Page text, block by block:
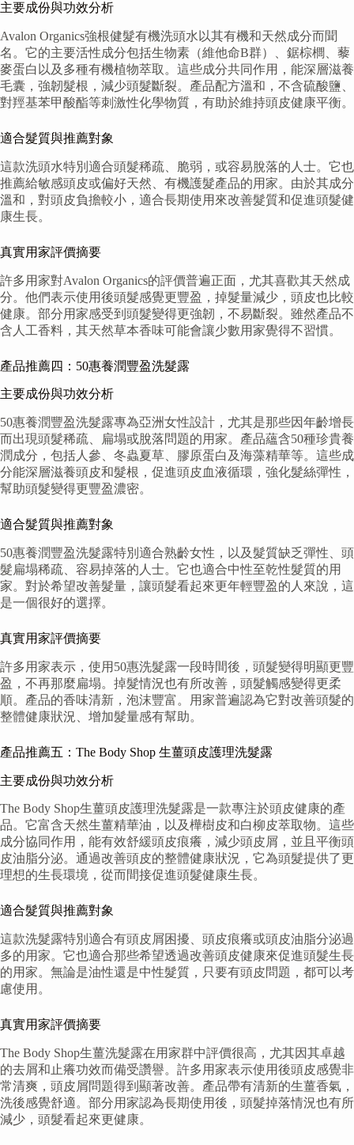
主要成份與功效分析
Avalon Organics強根健髮有機洗頭水以其有機和天然成分而聞
名。它的主要活性成分包括生物素（維他命B群）、鋸棕櫚、藜
麥蛋白以及多種有機植物萃取。這些成分共同作用，能深層滋養
毛囊，強韌髮根，減少頭髮斷裂。產品配方溫和，不含硫酸鹽、
對羥基苯甲酸酯等刺激性化學物質，有助於維持頭皮健康平衡。
適合髮質與推薦對象
這款洗頭水特別適合頭髮稀疏、脆弱，或容易脫落的人士。它也
推薦給敏感頭皮或偏好天然、有機護髮產品的用家。由於其成分
溫和，對頭皮負擔較小，適合長期使用來改善髮質和促進頭髮健
康生長。
真實用家評價摘要
許多用家對Avalon Organics的評價普遍正面，尤其喜歡其天然成
分。他們表示使用後頭髮感覺更豐盈，掉髮量減少，頭皮也比較
健康。部分用家感受到頭髮變得更強韌，不易斷裂。雖然產品不
含人工香料，其天然草本香味可能會讓少數用家覺得不習慣。
產品推薦四：50惠養潤豐盈洗髮露
主要成份與功效分析
50惠養潤豐盈洗髮露專為亞洲女性設計，尤其是那些因年齡增長
而出現頭髮稀疏、扁塌或脫落問題的用家。產品蘊含50種珍貴養
潤成分，包括人參、冬蟲夏草、膠原蛋白及海藻精華等。這些成
分能深層滋養頭皮和髮根，促進頭皮血液循環，強化髮絲彈性，
幫助頭髮變得更豐盈濃密。
適合髮質與推薦對象
50惠養潤豐盈洗髮露特別適合熟齡女性，以及髮質缺乏彈性、頭
髮扁塌稀疏、容易掉落的人士。它也適合中性至乾性髮質的用
家。對於希望改善髮量，讓頭髮看起來更年輕豐盈的人來說，這
是一個很好的選擇。
真實用家評價摘要
許多用家表示，使用50惠洗髮露一段時間後，頭髮變得明顯更豐
盈，不再那麼扁塌。掉髮情況也有所改善，頭髮觸感變得更柔
順。產品的香味清新，泡沫豐富。用家普遍認為它對改善頭髮的
整體健康狀況、增加髮量感有幫助。
產品推薦五：The Body Shop 生薑頭皮護理洗髮露
主要成份與功效分析
The Body Shop生薑頭皮護理洗髮露是一款專注於頭皮健康的產
品。它富含天然生薑精華油，以及樺樹皮和白柳皮萃取物。這些
成分協同作用，能有效舒緩頭皮痕癢，減少頭皮屑，並且平衡頭
皮油脂分泌。通過改善頭皮的整體健康狀況，它為頭髮提供了更
理想的生長環境，從而間接促進頭髮健康生長。
適合髮質與推薦對象
這款洗髮露特別適合有頭皮屑困擾、頭皮痕癢或頭皮油脂分泌過
多的用家。它也適合那些希望透過改善頭皮健康來促進頭髮生長
的用家。無論是油性還是中性髮質，只要有頭皮問題，都可以考
慮使用。
真實用家評價摘要
The Body Shop生薑洗髮露在用家群中評價很高，尤其因其卓越
的去屑和止癢功效而備受讚譽。許多用家表示使用後頭皮感覺非
常清爽，頭皮屑問題得到顯著改善。產品帶有清新的生薑香氣，
洗後感覺舒適。部分用家認為長期使用後，頭髮掉落情況也有所
減少，頭髮看起來更健康。